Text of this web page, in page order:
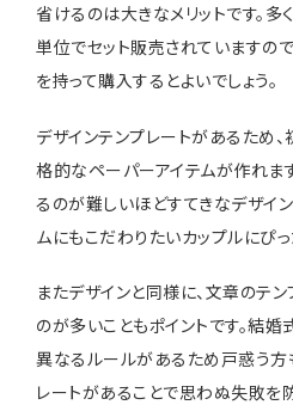
省けるのは大きなメリットです。
単位でセット販売されていますの
を持って購入するとよいでしょう。
デザインテンプレートがあるため
格的なペーパーアイテムが作れま
るのが難しいほどすてきなデザイ
ムにもこだわりたいカップルにぴっ
またデザインと同様に、文章のテ
のが多いこともポイントです。結
異なるルールがあるため戸惑う方
レートがあることで思わぬ失敗を